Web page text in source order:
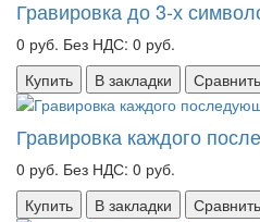
Гравировка до 3-х
0 руб. Без НДС: 0 руб.
Купить
В закладки Сравнить
Гравировка каждого
0 руб. Без НДС: 0 руб.
Купить
В закладки Сравнить